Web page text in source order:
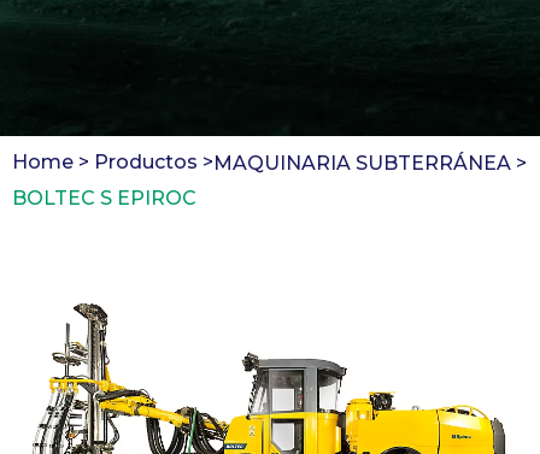
Home > Productos >MAQUINARIA SUBTERRÁNEA >
BOLTEC S EPIROC